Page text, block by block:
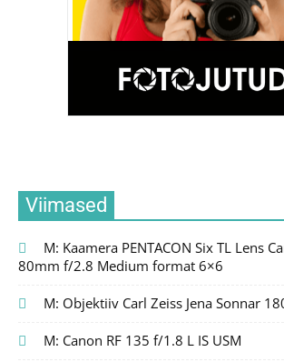
Viimased
M: Kaamera PENTACON Six TL Lens
80mm f/2.8 Medium format 6×6
M: Objektiiv Carl Zeiss Jena Sonnar
M: Canon RF 135 f/1.8 L IS USM